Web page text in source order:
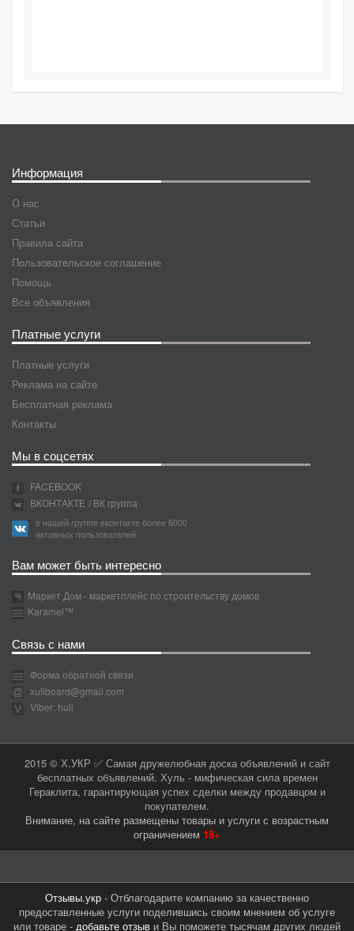
Информация
О нас
Статьи
Правила сайта
Пользовательское соглашение
Помощь
Все объявления
Платные услуги
Платные услуги
Реклама на сайте
Бесплатная реклама
Контакты
Мы в соцсетях
FACEBOOK
ВКОНТАКТЕ / ВК группа
в нашей группе вконтакте более 6000
активных пользователей
Вам может быть интересно
Маркет Дом - маркетплейс по строительству домов
Karamel™
Связь с нами
Форма обратной связи
xullboard@gmail.com
Viber: hull
2015 © Х.УКР ✅ Самая дружелюбная доска объявлений и сайт
бесплатных объявлений. Хуль - мифическая сила времен
Гераклита, гарантирующая успех сделки между продавцом и
покупателем.
Внимание, на сайте размещены товары и услуги с возрастным
ограничением 18+
Отзывы.укр - Отблагодарите компанию за качественно
предоставленные услуги поделившись своим мнением об услуге
или товаре - добавьте отзыв и Вы поможете тысячам других людей